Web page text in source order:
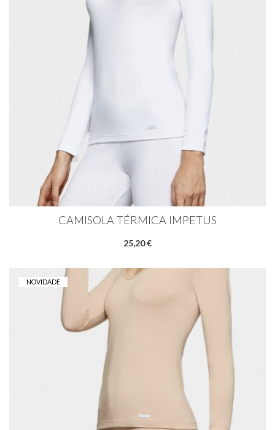
CAMISOLA TÉRMICA IMPETUS
25,20 €
NOVIDADE